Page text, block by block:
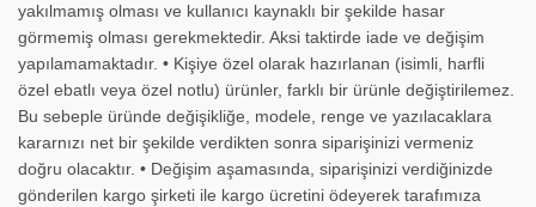
yakılmamış olması ve kullanıcı kaynaklı bir şekilde hasar
görmemiş olması gerekmektedir. Aksi taktirde iade ve değişim
yapılamamaktadır. • Kişiye özel olarak hazırlanan (isimli, harfli
özel ebatlı veya özel notlu) ürünler, farklı bir ürünle değiştirilemez.
Bu sebeple üründe değişikliğe, modele, renge ve yazılacaklara
kararnızı net bir şekilde verdikten sonra siparişinizi vermeniz
doğru olacaktır. • Değişim aşamasında, siparişinizi verdiğinizde
gönderilen kargo şirketi ile kargo ücretini ödeyerek tarafımıza